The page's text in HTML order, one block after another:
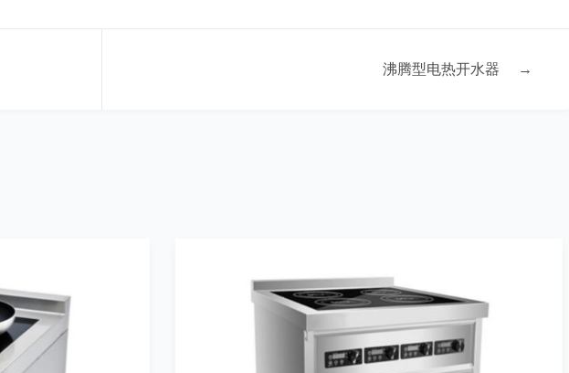
沸腾型电热开水器 →